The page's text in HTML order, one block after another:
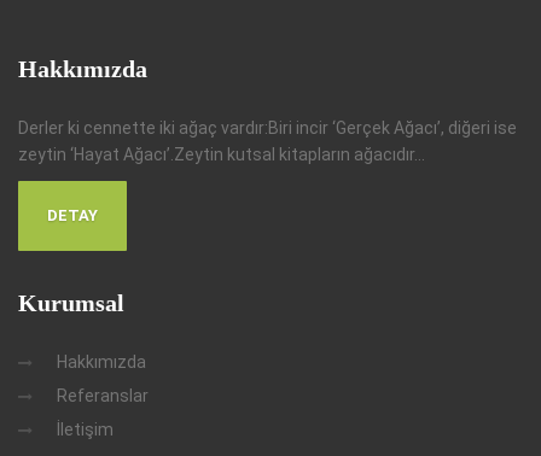
Hakkımızda
Derler ki cennette iki ağaç vardır:Biri incir ‘Gerçek Ağacı’, diğeri ise
zeytin ‘Hayat Ağacı’.Zeytin kutsal kitapların ağacıdır...
DETAY
Kurumsal
Hakkımızda
Referanslar
İletişim